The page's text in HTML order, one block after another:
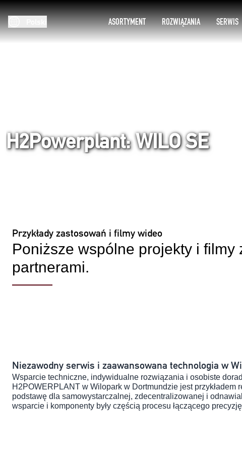
ASORTYMENT ROZWIĄZANIA SERWIS
H2Powerplant: WILO SE
Przykłady zastosowań i filmy wideo
Poniższe wspólne projekty i filmy
partnerami.
Niezawodny serwis i zaawansowana technologia w
Wsparcie techniczne, indywidualne rozwiązania i osobiste
H2POWERPLANT w Wilopark w Dortmundzie jest
podstawę dla samowystarczalnej, zdecentralizowanej i
wsparcie i komponenty były częścią procesu łączącego